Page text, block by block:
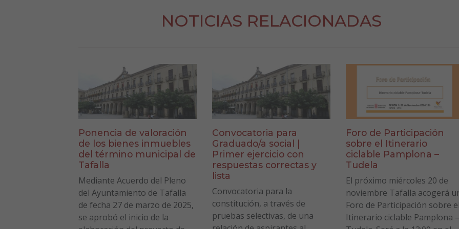
NOTICIAS RELACIONADAS
Ponencia de valoración
de los bienes inmuebles
del término municipal de
Tafalla
Mediante Acuerdo del Pleno
del Ayuntamiento de Tafalla
de fecha 27 de marzo de 2025,
se aprobó el inicio de la
Convocatoria para
Graduado/a social |
Primer ejercicio con
respuestas correctas y
lista
Convocatoria para la
constitución, a través de
pruebas selectivas, de una
Foro de Participación
sobre el Itinerario
ciclable Pamplona –
Tudela
El próximo miércoles 20 de
noviembre Tafalla acogerá
Foro de Participación sobre el
Itinerario ciclable Pamplona –